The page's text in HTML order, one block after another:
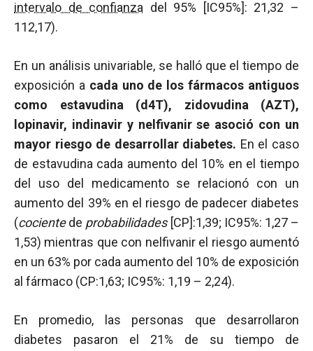
intervalo de confianza del 95% [IC95%]: 21,32 –
112,17).
En un análisis univariable, se halló que el tiempo de
exposición a cada uno de los fármacos antiguos
como estavudina (d4T), zidovudina (AZT),
lopinavir, indinavir y nelfivanir se asoció con un
mayor riesgo de desarrollar diabetes. En el caso
de estavudina cada aumento del 10% en el tiempo
del uso del medicamento se relacionó con un
aumento del 39% en el riesgo de padecer diabetes
(cocientede probabilidades [CP]:1,39; IC95%: 1,27 –
1,53) mientras que con nelfivanir el riesgo aumentó
en un 63% por cada aumento del 10% de exposición
al fármaco (CP:1,63; IC95%: 1,19 – 2,24).
En promedio, las personas que desarrollaron
diabetes pasaron el 21% de su tiempo de